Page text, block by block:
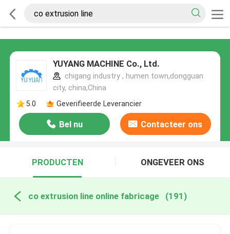
YUYANG MACHINE Co., Ltd.
chigang industry , humen town,dongguan
city, china,China
5.0
Geverifieerde Leverancier
Bel nu Contacteer ons
PRODUCTEN ONGEVEER ONS
co extrusion line online fabricage (191)